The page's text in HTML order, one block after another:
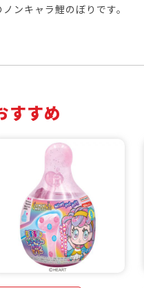
ンキャラ鯉のぼりです。
すすめ